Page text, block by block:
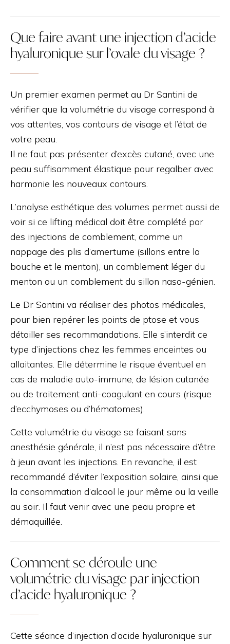
Que faire avant une injection d’acide
hyaluronique sur l’ovale du visage ?
Un premier examen permet au Dr Santini de
vérifier que la volumétrie du visage correspond à
vos attentes, vos contours de visage et l’état de
votre peau.
Il ne faut pas présenter d’excès cutané, avec une
peau suffisamment élastique pour regalber avec
harmonie les nouveaux contours.
L’analyse esthétique des volumes permet aussi de
voir si ce lifting médical doit être complété par
des injections de comblement, comme un
nappage des plis d’amertume (sillons entre la
bouche et le menton), un comblement léger du
menton ou un comblement du sillon naso-génien.
Le Dr Santini va réaliser des photos médicales,
pour bien repérer les points de ptose et vous
détailler ses recommandations. Elle s’interdit ce
type d’injections chez les femmes enceintes ou
allaitantes. Elle détermine le risque éventuel en
cas de maladie auto-immune, de lésion cutanée
ou de traitement anti-coagulant en cours (risque
d’ecchymoses ou d’hématomes).
Cette volumétrie du visage se faisant sans
anesthésie générale, il n’est pas nécessaire d’être
à jeun avant les injections. En revanche, il est
recommandé d’éviter l’exposition solaire, ainsi que
la consommation d’alcool le jour même ou la veille
au soir. Il faut venir avec une peau propre et
démaquillée.
Comment se déroule une
volumétrie du visage par injection
d’acide hyaluronique ?
Cette séance d’injection d’acide hyaluronique sur